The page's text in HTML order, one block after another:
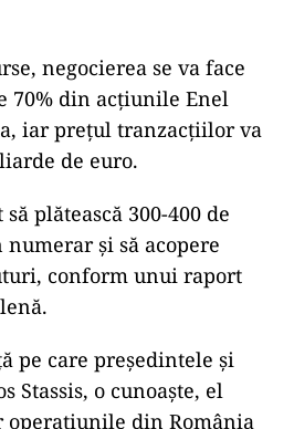
negocierea se va face
70% din acțiunile Enel
iar prețul tranzacțiilor va
de euro.
să plătească 300-400 de
şi să acopere
conform unui raport
pe care preşedintele şi
Stassis, o cunoaşte, el
operaţiunile din România